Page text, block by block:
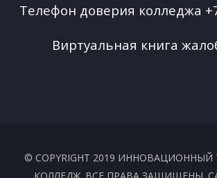
Телефон доверия колледжа
Виртуальная книга
© COPYRIGHT 2019
КОЛЛЕДЖ. ВСЕ ПРАВА ЗАЩИЩЕНЫ.